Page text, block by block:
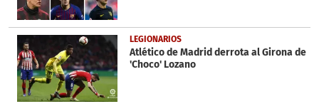
LEGIONARIOS
Atlético de Madrid derrota al Girona de
'Choco' Lozano